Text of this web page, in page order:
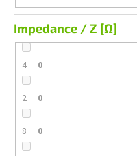
Impedance / Z [Ω]
4 0
2 0
8 0